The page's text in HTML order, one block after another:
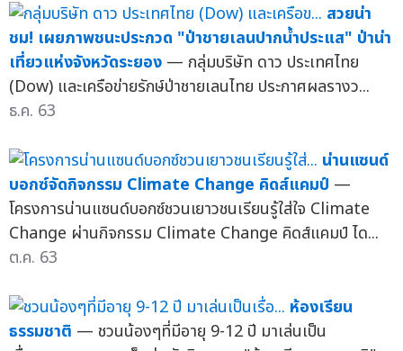
สวยน่า
ชม! เผยภาพชนะประกวด "ป่าชายเลนปากน้ำประแส" ป่าน่า
เที่ยวแห่งจังหวัดระยอง — กลุ่มบริษัท ดาว ประเทศไทย
(Dow) และเครือข่ายรักษ์ป่าชายเลนไทย ประกาศผลรางว...
ธ.ค. 63
น่านแซนด์
บอกซ์จัดกิจกรรม Climate Change คิดส์แคมป์ —
โครงการน่านแซนด์บอกซ์ชวนเยาวชนเรียนรู้ใส่ใจ Climate
Change ผ่านกิจกรรม Climate Change คิดส์แคมป์ ได...
ต.ค. 63
ห้องเรียน
ธรรมชาติ — ชวนน้องๆที่มีอายุ 9-12 ปี มาเล่นเป็น